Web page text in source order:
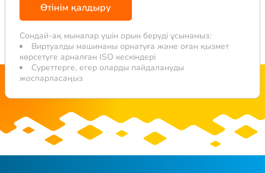
Өтінім қалдыру
Сондай-ақ мыналар үшін орын беруді ұсынамыз:
Виртуалды машинаны орнатуға және оған қызмет
көрсетуге арналған ISO кескіндері
Суреттерге, егер оларды пайдалануды
жоспарласаңыз